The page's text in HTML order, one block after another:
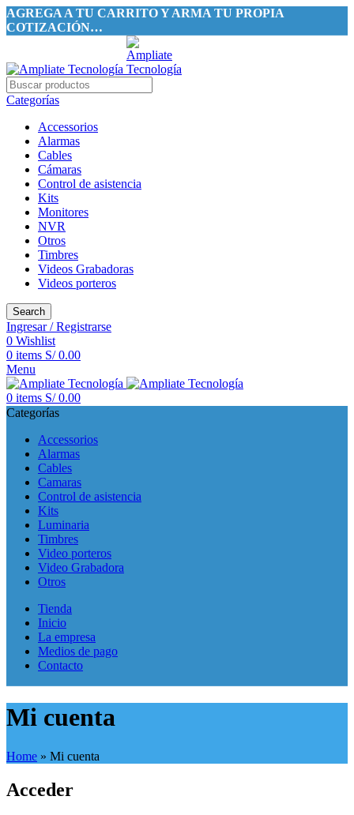
AGREGA A TU CARRITO Y ARMA TU PROPIA
COTIZACIÓN…
Categorías
Accessorios
Alarmas
Cables
Cámaras
Control de asistencia
Kits
Monitores
NVR
Otros
Timbres
Videos Grabadoras
Videos porteros
Search
Ingresar / Registrarse
0 Wishlist
0 items S/0.00
Menu
0 items S/0.00
Categorías
Accessorios
Alarmas
Cables
Camaras
Control de asistencia
Kits
Luminaria
Timbres
Video porteros
Video Grabadora
Otros
Tienda
Inicio
La empresa
Medios de pago
Contacto
Mi cuenta
Home » Mi cuenta
Acceder